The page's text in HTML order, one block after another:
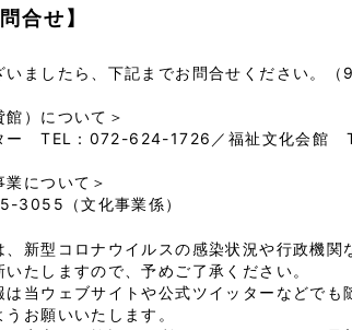
合せ】
いましたら、下記までお問合せください。
館）について＞
ー TEL：072-624-1726／福祉文化会
業について＞
3055（文化事業係）
、新型コロナウイルスの感染状況や行政機
たしますので、予めご了承ください。
は当ウェブサイトや公式ツイッターなどで
お願いいたします。